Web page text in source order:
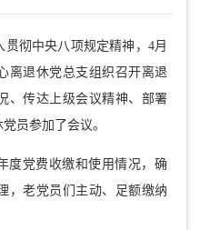
彻中央八项规定精神，4月
离退休党总支组织召开离退
、传达上级会议精神、部署
员参加了会议。
党费收缴和使用情况，确
，老党员们主动、足额缴纳